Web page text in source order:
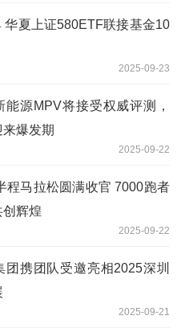
夏上证580ETF联接基金10
2025-09-23
能源MPV将接受权威评测，
爆发期
2025-09-22
程马拉松圆满收官 7000跑者
创辉煌
2025-09-22
团携团队受邀亮相2025深圳
2025-09-21